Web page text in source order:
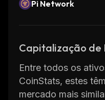
Pi Network
Capitalização de
Entre todos os
CoinStats, estes
mercado mais